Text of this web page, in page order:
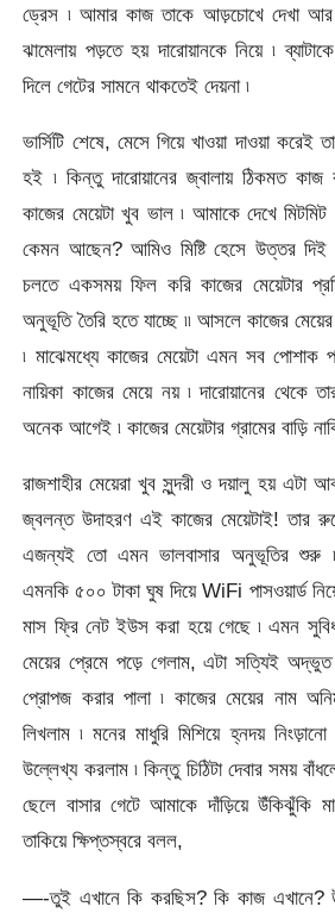
ড্রেস ৷ আমার কাজ তাকে আড়চোখে দেখা আর
ঝামেলায় পড়তে হয় দারোয়ানকে নিয়ে ৷
দিলে গেটের সামনে থাকতেই দেয়না ৷
ভার্সিটি শেষে, মেসে গিয়ে খাওয়া দাওয়া করেই
হই ৷ কিন্তু দারোয়ানের জ্বালায় ঠিকমত কাজ
কাজের মেয়েটা খুব ভাল ৷ আমাকে দেখে
কেমন আছেন? আমিও মিষ্টি হেসে উত্তর
চলতে একসময় ফিল করি কাজের মেয়েটার
অনুভূতি তৈরি হতে যাচ্ছে ৷৷ আসলে কাজের মেয়ের
৷ মাঝেমধ্যে কাজের মেয়েটা এমন সব পোশাক
নায়িকা কাজের মেয়ে নয় ৷ দারোয়ানের থেকে
অনেক আগেই ৷ কাজের মেয়েটার গ্রামের বাড়ি
রাজশাহীর মেয়েরা খুব সুন্দরী ও দয়ালু হয় এটা
জ্বলন্ত উদাহরণ এই কাজের মেয়েটাই! তার
এজন্যই তো এমন ভালবাসার অনুভূতির শুরু ৷
এমনকি ৫০০ টাকা ঘুষ দিয়ে WiFi পাসওয়ার্ড
মাস ফ্রি নেট ইউস করা হয়ে গেছে ৷ এমন
মেয়ের প্রেমে পড়ে গেলাম, এটা সত্যিই অদ্ভুত
প্রোপজ করার পালা ৷ কাজের মেয়ের নাম
লিখলাম ৷ মনের মাধুরি মিশিয়ে হ্নদয়
উল্লেখ্য করলাম ৷ কিন্তু চিঠিটা দেবার সময়
ছেলে বাসার গেটে আমাকে দাঁড়িয়ে উঁকিঝুঁকি
তাকিয়ে ক্ষিপ্তস্বরে বলল,
—-তুই এখানে কি করছিস? কি কাজ এখানে?